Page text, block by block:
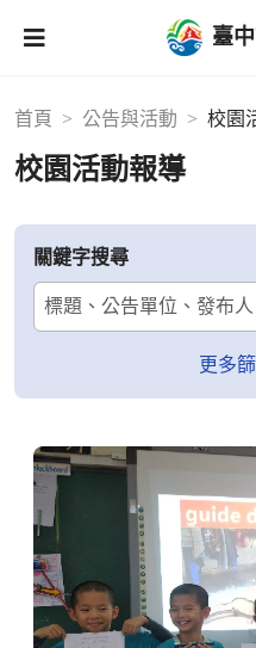
臺
首頁 公告與活動 校園
校園活動報導
關鍵字搜尋
更多